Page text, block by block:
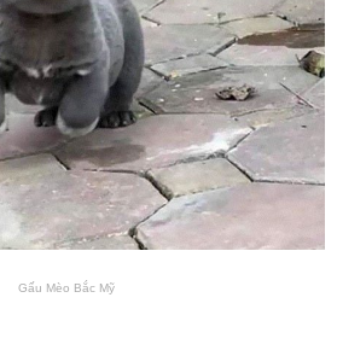
Gấu Mèo Bắc Mỹ